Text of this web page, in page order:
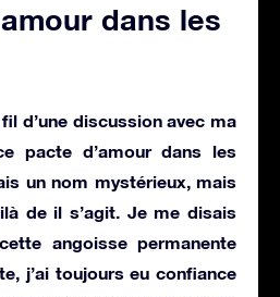
dans les
d’une discussion avec ma
pacte d’amour dans les
un nom mystérieux, mais
de il s’agit. Je me disais
angoisse permanente
j’ai toujours eu confiance